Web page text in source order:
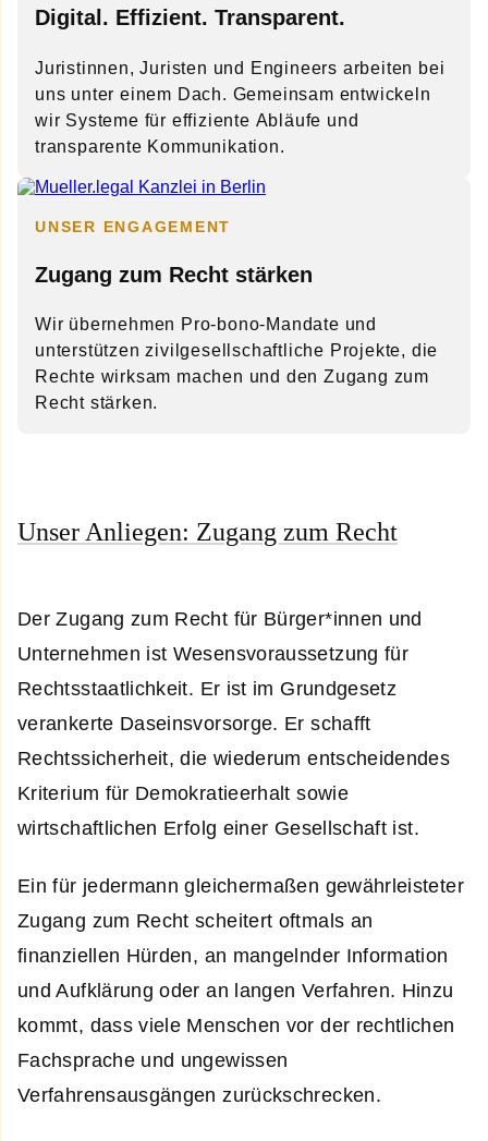
Digital. Effizient. Transparent.
Juristinnen, Juristen und Engineers arbeiten bei
uns unter einem Dach. Gemeinsam entwickeln
wir Systeme für effiziente Abläufe und
transparente Kommunikation.
UNSER ENGAGEMENT
Zugang zum Recht stärken
Wir übernehmen Pro-bono-Mandate und
unterstützen zivilgesellschaftliche Projekte, die
Rechte wirksam machen und den Zugang zum
Recht stärken.
Unser Anliegen: Zugang zum Recht
Der Zugang zum Recht für Bürger*innen und
Unternehmen ist Wesensvoraussetzung für
Rechtsstaatlichkeit. Er ist im Grundgesetz
verankerte Daseinsvorsorge. Er schafft
Rechtssicherheit, die wiederum entscheidendes
Kriterium für Demokratieerhalt sowie
wirtschaftlichen Erfolg einer Gesellschaft ist.
Ein für jedermann gleichermaßen gewährleisteter
Zugang zum Recht scheitert oftmals an
finanziellen Hürden, an mangelnder Information
und Aufklärung oder an langen Verfahren. Hinzu
kommt, dass viele Menschen vor der rechtlichen
Fachsprache und ungewissen
Verfahrensausgängen zurückschrecken.